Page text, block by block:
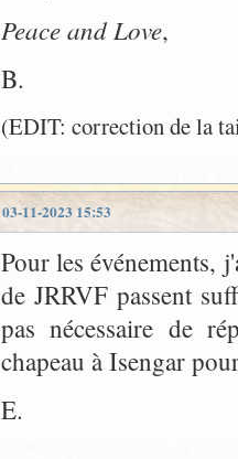
Peace and Love,
B.
(EDIT: correction de la
03-11-2023 15:53
Pour les événements,
de JRRVF passent
pas nécessaire de
chapeau à Isengar
E.